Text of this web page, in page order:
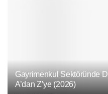
Gayrimenkul Sektöründe
A’dan Z’ye (2026)